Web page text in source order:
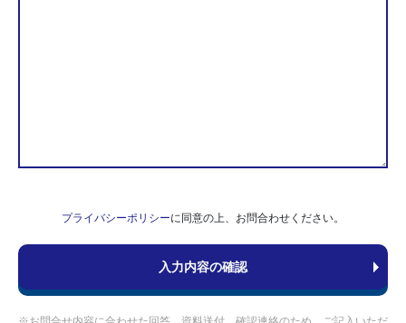
プライバシーポリシーに同意の上、お問合わせください。